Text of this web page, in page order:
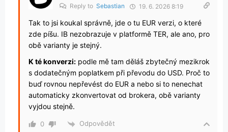
Reply to Sebastian 19. 6. 2026 8:19
Tak to jsi koukal správně, jde o tu EUR verzi, o které
zde píšu. IB nezobrazuje v platformě TER, ale ano, pro
obě varianty je stejný.
K té konverzi: podle mě tam děláš zbytečný mezikrok
s dodatečným poplatkem při převodu do USD. Proč to
buď rovnou nepřevést do EUR a nebo si to nenechat
automaticky zkonvertovat od brokera, obě varianty
vyjdou stejně.
0 Odpovědět